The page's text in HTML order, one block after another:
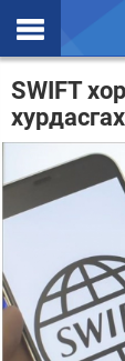
Эхлэл
Цаг агаар
Валют ханш
Улс төр
Эдийн засаг
Үзэл бодол
Спорт
SWIFT